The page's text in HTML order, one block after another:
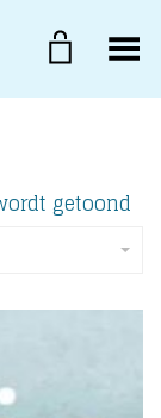
Toggle Menu
getoond